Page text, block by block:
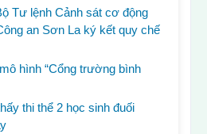
Tư lệnh Cảnh sát cơ động
an Sơn La ký kết quy chế
hình “Cổng trường bình
thi thể 2 học sinh đuối